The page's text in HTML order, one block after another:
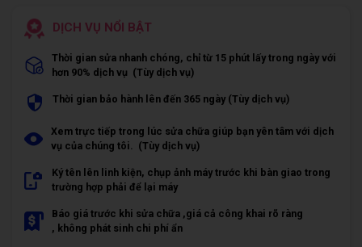
DỊCH VỤ NỔI BẬT
Thời gian sửa nhanh chóng, chỉ từ 15 phút lấy trong ngày với
hơn 90% dịch vụ (Tùy dịch vụ)
Thời gian bảo hành lên đến 365 ngày (Tùy dịch vụ)
Xem trực tiếp trong lúc sửa chữa giúp bạn yên tâm với dịch
vụ của chúng tôi. (Tùy dịch vụ)
Ký tên lên linh kiện, chụp ảnh máy trước khi bàn giao trong
trường hợp phải để lại máy
Báo giá trước khi sửa chữa ,giá cả công khai rõ ràng
, không phát sinh chi phí ẩn